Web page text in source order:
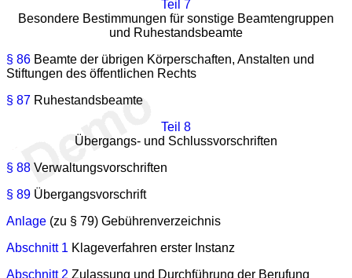
Teil 7
Besondere Bestimmungen für sonstige Beamtengruppen
und Ruhestandsbeamte
§ 86 Beamte der übrigen Körperschaften, Anstalten und
Stiftungen des öffentlichen Rechts
§ 87 Ruhestandsbeamte
Teil 8
Übergangs- und Schlussvorschriften
§ 88 Verwaltungsvorschriften
§ 89 Übergangsvorschrift
Anlage (zu § 79) Gebührenverzeichnis
Abschnitt 1 Klageverfahren erster Instanz
Abschnitt 2 Zulassung und Durchführung der Berufung